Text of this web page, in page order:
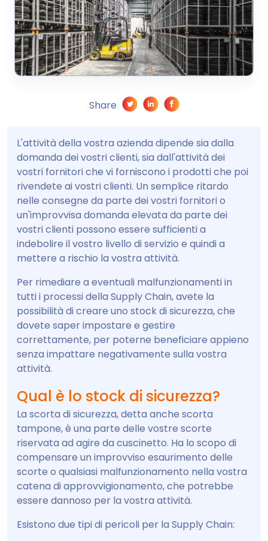
Share
L'attività della vostra azienda dipende sia dalla
domanda dei vostri clienti, sia dall'attività dei
vostri fornitori che vi forniscono i prodotti che poi
rivendete ai vostri clienti. Un semplice ritardo
nelle consegne da parte dei vostri fornitori o
un'improvvisa domanda elevata da parte dei
vostri clienti possono essere sufficienti a
indebolire il vostro livello di servizio e quindi a
mettere a rischio la vostra attività.
Per rimediare a eventuali malfunzionamenti in
tutti i processi della Supply Chain, avete la
possibilità di creare uno stock di sicurezza, che
dovete saper impostare e gestire
correttamente, per poterne beneficiare appieno
senza impattare negativamente sulla vostra
attività.
Qual è lo stock di sicurezza?
La scorta di sicurezza, detta anche scorta
tampone, è una parte delle vostre scorte
riservata ad agire da cuscinetto. Ha lo scopo di
compensare un improvviso esaurimento delle
scorte o qualsiasi malfunzionamento nella vostra
catena di approvvigionamento, che potrebbe
essere dannoso per la vostra attività.
Esistono due tipi di pericoli per la Supply Chain: